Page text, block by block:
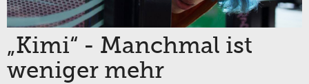
„Kimi“ - Manchmal ist
weniger mehr